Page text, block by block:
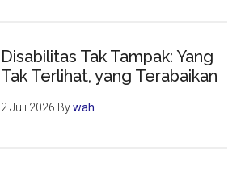
Disabilitas Tak Tampak: Yang
Tak Terlihat, yang Terabaikan
2 Juli 2026 Bywah